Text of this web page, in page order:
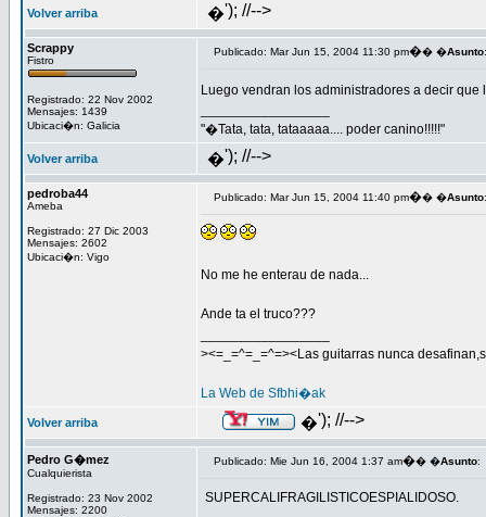
Volver arriba �'); //-->
Scrappy
Fistro
Registrado: 22 Nov 2002
Mensajes: 1439
Ubicaci�n: Galicia
Publicado: Mar Jun 15, 2004 11:30 pm�� �Asunto:
Luego vendran los administradores a decir
"�Tata, tata, tataaaaa.... poder canino!!!!!"
Volver arriba �'); //-->
pedroba44
Ameba
Registrado: 27 Dic 2003
Mensajes: 2602
Ubicaci�n: Vigo
Publicado: Mar Jun 15, 2004 11:40 pm�� �Asunto:
No me he enterau de nada...
Ande ta el truco???
><=_=^=_=^=><Las guitarras nunca
La Web de Sfbhi�ak
Volver arriba �'); //-->
Pedro G�mez
Cualquierista
Registrado: 23 Nov 2002
Mensajes: 2200
Publicado: Mie Jun 16, 2004 1:37 am�� �Asunto:
SUPERCALIFRAGILISTICOESPIALIDOSO.